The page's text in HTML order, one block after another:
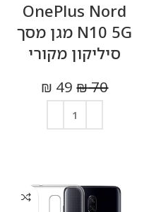
OnePlus Nord
N10 5G מגן מסך
סיליקון מקורי
₪70
₪ 49